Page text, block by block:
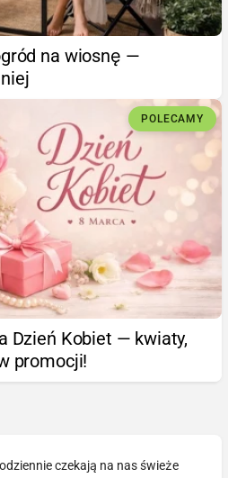
na wiosnę —
POLECAMY
Dzień Kobiet — kwiaty,
promocji!
czekają na nas świeże